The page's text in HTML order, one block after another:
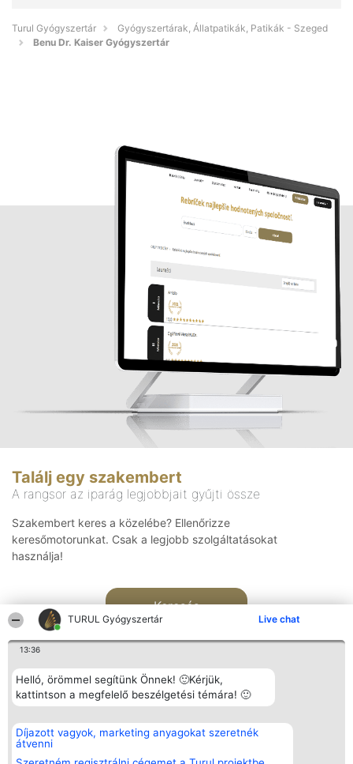
TURUL Gyógyszertár Live chat
13:36
Helló, örömmel segítünk Önnek! 🙂Kérjük,
kattintson a megfelelő beszélgetési témára! 🙂
Díjazott vagyok, marketing anyagokat szeretnék
átvenni
Turul Gyógyszertár
Gyógyszertárak, Állatpatikák, Patikák - Szeged
Benu Dr. Kaiser Gyógyszertár
Találj egy szakembert
A rangsor az iparág legjobbjait gyűjti össze
Szakembert keres a közelébe? Ellenőrizze
keresőmotorunkat. Csak a legjobb szolgáltatásokat
használja!
Keresés
Rangsorszervező
SC Beautiful Company S.R.L.
Bulevardul Aleea Timișul De
Sus Nr. 2, Bl. A30, Sc. A, Et.
Népszavazás
Nyertesek
Elérhetőség
Elérhetőség